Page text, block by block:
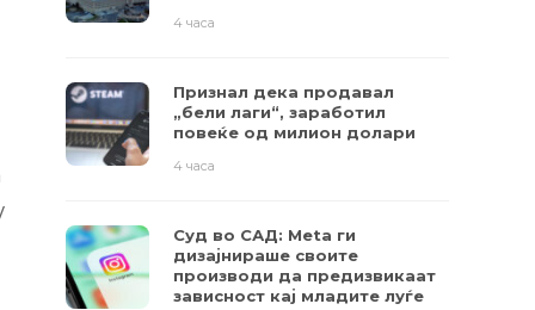
4 часа
Признал дека продавал
„бели лаги“, заработил
повеќе од милион долари
4 часа
Суд во САД: Meta ги
дизајнираше своите
производи да предизвикаат
зависност кај младите луѓе